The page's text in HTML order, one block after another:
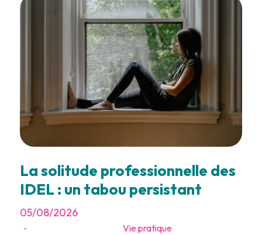
La solitude professionnelle des
IDEL : un tabou persistant
05/08/2026
- Vie pratique